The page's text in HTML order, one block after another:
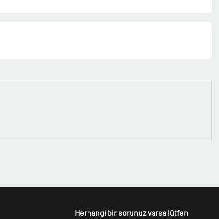
Herhangi bir sorunuz varsa lütfen